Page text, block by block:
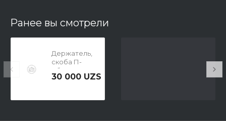
Ранее вы смотрели
Держатель,
скоба П-
образная
1611016003
30 000 UZS